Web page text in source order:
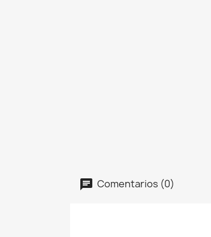
Comentarios (0)